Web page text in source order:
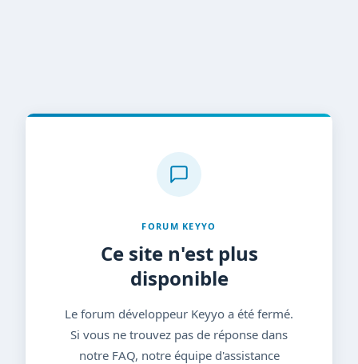
FORUM KEYYO
Ce site n'est plus
disponible
Le forum développeur Keyyo a été fermé.
Si vous ne trouvez pas de réponse dans
notre FAQ, notre équipe d'assistance